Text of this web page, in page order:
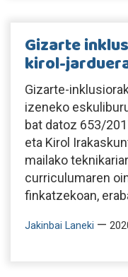
Gizarte
kirol-
Gizarte-
izeneko
bat datoz 653/
eta Kirol
mailako
curriculumaren
finkatzekoan,
Jakinbai Laneki —